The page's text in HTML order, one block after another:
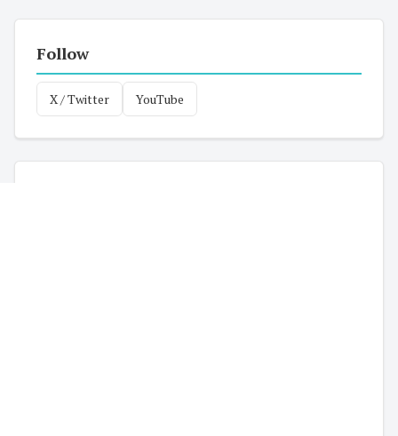
Follow
X / Twitter YouTube